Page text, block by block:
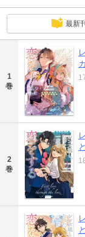
最新
1
巻
2
巻